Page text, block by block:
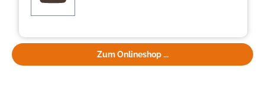
Zum Onlineshop ...